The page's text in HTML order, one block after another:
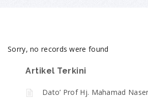
Sorry, no records were found
Artikel Terkini
Dato’ Prof Hj. Mahamad